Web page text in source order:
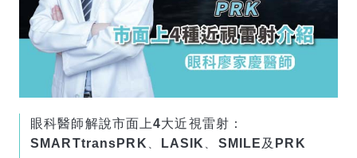
眼科醫師解說市面上4大近視雷射：
SMARTtransPRK、LASIK、SMILE及PRK